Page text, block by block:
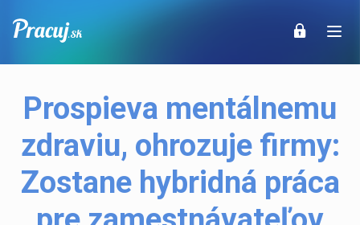
Prospieva mentálnemu
zdraviu, ohrozuje firmy:
Zostane hybridná práca